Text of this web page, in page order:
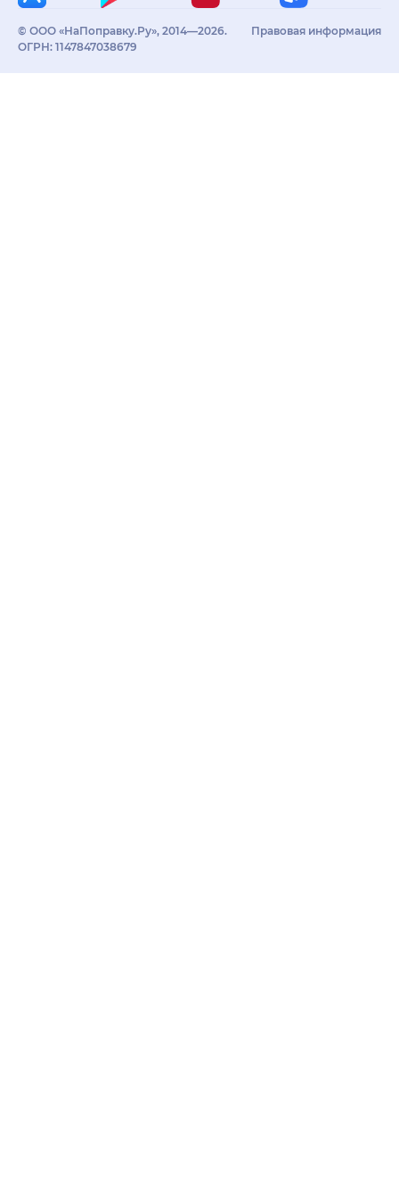
© ООО «НаПоправку.Ру», 2014—2026.
ОГРН: 1147847038679
Правовая информация